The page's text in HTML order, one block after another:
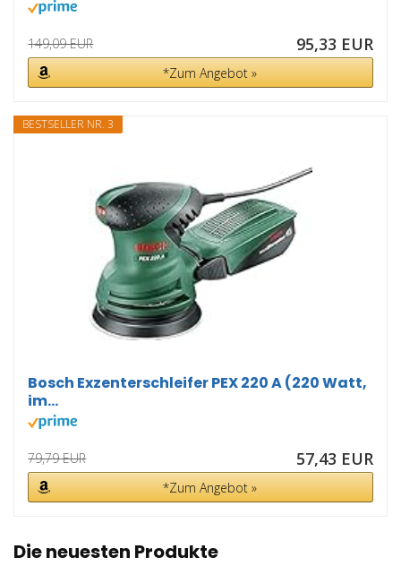
149,09 EUR 95,33 EUR
*Zum Angebot »
BESTSELLER NR. 3
Bosch Exzenterschleifer PEX 220 A (220 Watt,
im...
79,79 EUR 57,43 EUR
*Zum Angebot »
Die neuesten Produkte